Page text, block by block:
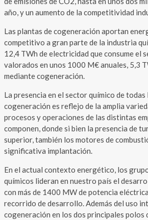
año, y un aumento de la competitividad
Las plantas de cogeneración aportan
competitivo a gran parte de la industria
12,4 TWh de electricidad que consume el
valorados en unos 1000 M€ anuales, 5,3
mediante cogeneración.
La presencia en el sector químico de
cogeneración es reflejo de la amplia
procesos y operaciones de las distintas
componen, donde si bien la presencia de
superior, también los motores de
significativa implantación.
En el actual contexto energético, los
químicos lideran en nuestro país el
con más de 1400 MW de potencia
recorrido de desarrollo. Además del uso
cogeneración en los dos principales polos